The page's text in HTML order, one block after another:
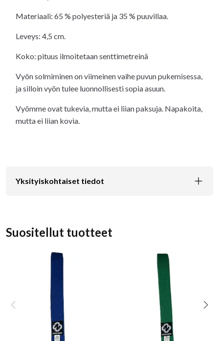
Materiaali: 65 % polyesteriä ja 35 % puuvillaa.
Leveys: 4,5 cm.
Koko: pituus ilmoitetaan senttimetreinä
Vyön solmiminen on viimeinen vaihe puvun pukemisessa,
ja silloin vyön tulee luonnollisesti sopia asuun.
Vyömme ovat tukevia, mutta ei liian paksuja. Napakoita,
mutta ei liian kovia.
Yksityiskohtaiset tiedot
Suositellut tuotteet